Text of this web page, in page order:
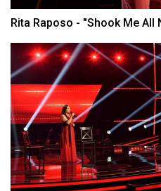
Rita Raposo - "Shook Me